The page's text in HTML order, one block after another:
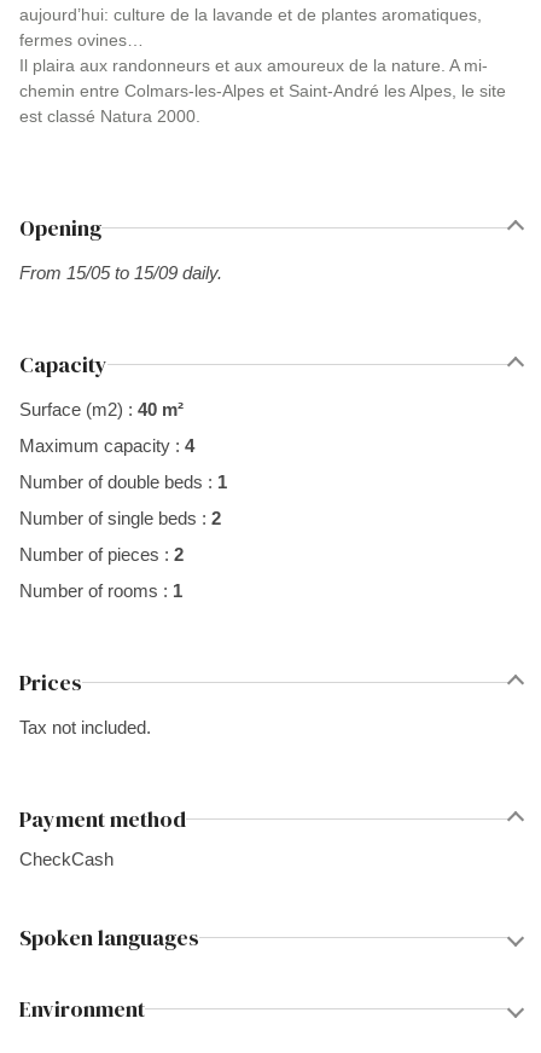
aujourd’hui: culture de la lavande et de plantes aromatiques,
fermes ovines…
Il plaira aux randonneurs et aux amoureux de la nature. A mi-
chemin entre Colmars-les-Alpes et Saint-André les Alpes, le site
est classé Natura 2000.
Opening
From 15/05 to 15/09 daily.
Capacity
Surface (m2) : 40 m²
Maximum capacity : 4
Number of double beds : 1
Number of single beds : 2
Number of pieces : 2
Number of rooms : 1
Prices
Tax not included.
Payment method
CheckCash
Spoken languages
Environment